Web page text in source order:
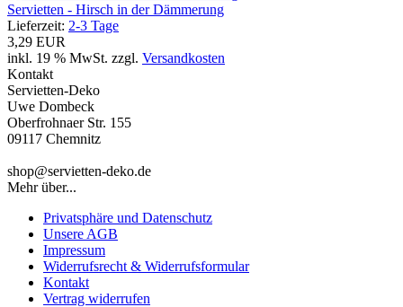
Servietten - Hirsch in der Dämmerung
Lieferzeit: 2-3 Tage
3,29 EUR
inkl. 19 % MwSt. zzgl. Versandkosten
Kontakt
Servietten-Deko
Uwe Dombeck
Oberfrohnaer Str. 155
09117 Chemnitz
shop@servietten-deko.de
Mehr über...
Privatsphäre und Datenschutz
Unsere AGB
Impressum
Widerrufsrecht & Widerrufsformular
Kontakt
Vertrag widerrufen